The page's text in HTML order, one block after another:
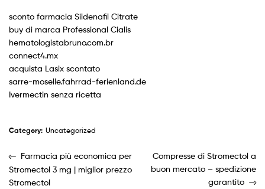
sconto farmacia Sildenafil Citrate
buy di marca Professional Cialis
hematologistabruno.com.br
connect4.mx
acquista Lasix scontato
sarre-moselle.fahrrad-ferienland.de
Ivermectin senza ricetta
Category: Uncategorized
Farmacia più economica per
Stromectol 3 mg | miglior prezzo
Stromectol
Compresse di Stromectol a
buon mercato – spedizione
garantito